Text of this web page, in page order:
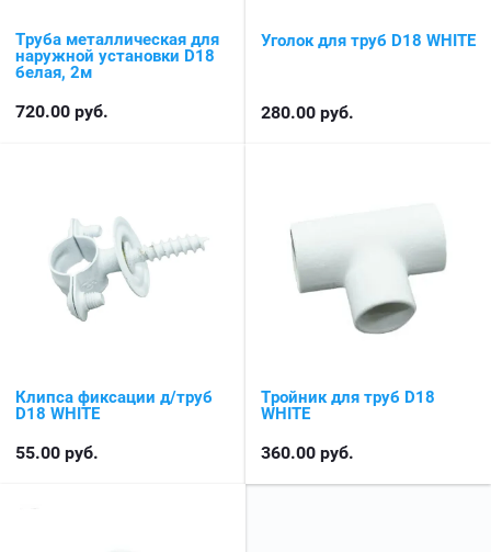
Труба металлическая для
наружной установки D18
белая, 2м
720.00 руб.
Уголок для труб D18 WHITE
280.00 руб.
Клипса фиксации д/труб
D18 WHITE
55.00 руб.
Тройник для труб D18
WHITE
360.00 руб.